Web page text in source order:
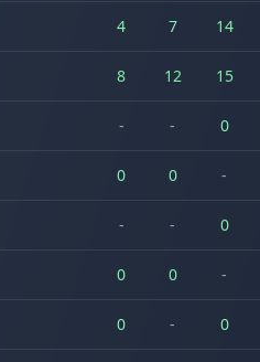
4 7 14
8 12 15
- - 0
0 0 -
- - 0
0 0 -
0 - 0